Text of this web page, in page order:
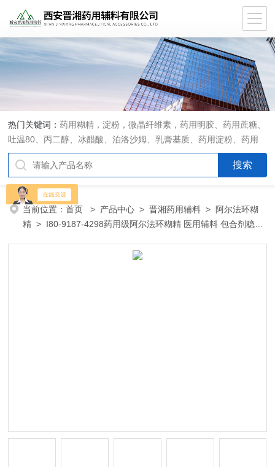
热门关键词：药用糊精，淀粉，微晶纤维素，药用明胶、药用蔗糖、
吐温80、丙二醇、冰醋酸、泊洛沙姆、乳膏基质、药用淀粉、药用
糊精、硬脂酸镁、聚丙烯酸树脂系列、羧甲基淀粉钠、羧甲基纤维素
钠、可溶性淀粉、甘露醇、羟丙纤维素、羟丙基甲基纤维素、乳糖、
交联聚维酮、交联羧甲基纤维素钠、聚乙二醇（PEG）系列、二氧化
硅、聚乙烯吡咯烷酮、十八醇、十六醇、预交化淀粉、微晶纤维素、
甲基纤维素、乙基纤维素，三氯蔗糖，麝香草酚，药用蜂蜜，
当前位置：首页 > 产品中心 >晋湘药用辅料 > 阿尔法环糊
精 > I80-9187-4298药用级阿尔法环糊精 医用辅料 包合剂稳定